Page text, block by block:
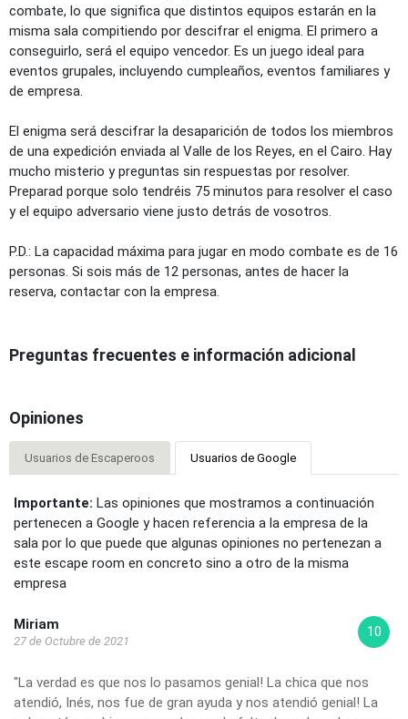
combate, lo que significa que distintos equipos estarán en la
misma sala compitiendo por descifrar el enigma. El primero a
conseguirlo, será el equipo vencedor. Es un juego ideal para
eventos grupales, incluyendo cumpleaños, eventos familiares y
de empresa.
El enigma será descifrar la desaparición de todos los miembros
de una expedición enviada al Valle de los Reyes, en el Cairo. Hay
mucho misterio y preguntas sin respuestas por resolver.
Preparad porque solo tendréis 75 minutos para resolver el caso
y el equipo adversario viene justo detrás de vosotros.
P.D.: La capacidad máxima para jugar en modo combate es de 16
personas. Si sois más de 12 personas, antes de hacer la
reserva, contactar con la empresa.
Preguntas frecuentes e información adicional
Opiniones
Usuarios de Escaperoos Usuarios de Google
Importante: Las opiniones que mostramos a continuación
pertenecen a Google y hacen referencia a la empresa de la
sala por lo que puede que algunas opiniones no pertenezan a
este escape room en concreto sino a otro de la misma
empresa
Miriam
27 de Octubre de 2021
10
"La verdad es que nos lo pasamos genial! La chica que nos
atendió, Inés, nos fue de gran ayuda y nos atendió genial! La